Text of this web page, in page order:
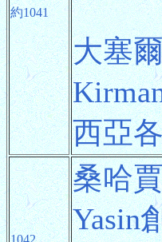
約1041
大塞
西亞
1042
桑哈
Yasin